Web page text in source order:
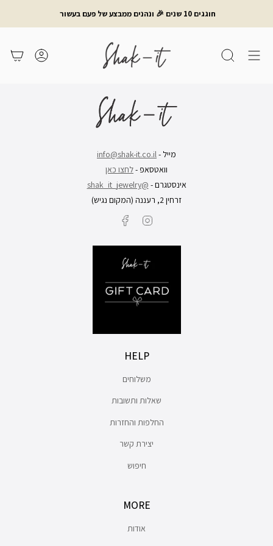
חוגגים 10 שנים 🎉 ונהנים ממבצע של פעם בעשור
חיפוש משתמש
מייל - info@shak-it.co.il
וואטסאפ -לחצו כאן
אינסטגרם - @shak_it_jewelry
זרחין 2, רעננה (המקום נגיש)
Instagram
HELP
משלוחים
שאלות ותשובות
החלפות והחזרות
יצירת קשר
חיפוש
MORE
אודות